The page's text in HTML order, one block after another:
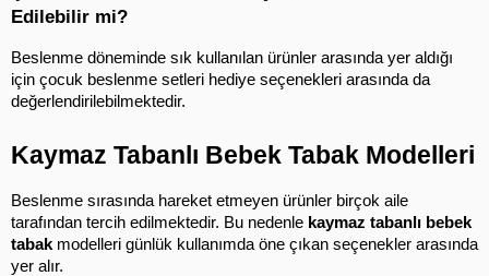
Edilebilir mi?
Beslenme döneminde sık kullanılan ürünler arasında yer aldığı
için çocuk beslenme setleri hediye seçenekleri arasında da
değerlendirilebilmektedir.
Kaymaz Tabanlı Bebek Tabak Modelleri
Beslenme sırasında hareket etmeyen ürünler birçok aile
tarafından tercih edilmektedir. Bu nedenle kaymaz tabanlı bebek
tabak modelleri günlük kullanımda öne çıkan seçenekler arasında
yer alır.